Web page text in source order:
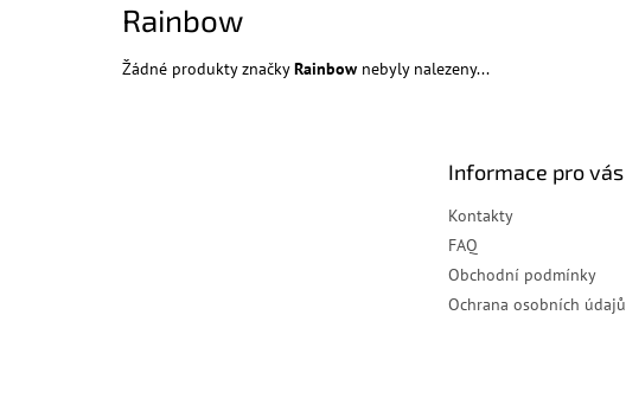
Rainbow
Žádné produkty značkyRainbow nebyly nalezeny...
Informace pro vás
Kontakty
FAQ
Obchodní podmínky
Ochrana osobních údajů